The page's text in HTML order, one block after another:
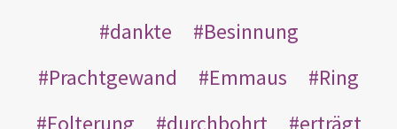
dankte
Besinnung
Prachtgewand
Emmaus
Ring
Folterung
durchbohrt
erträgt